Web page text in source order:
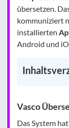
übersetzen.
kommuniziert
installierten
Android und
Vasco
Das System